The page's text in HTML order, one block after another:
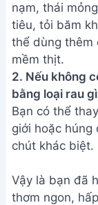
nạm, thái
tiêu, tỏi băm
thể dùng thêm
mềm thịt.
2. Nếu không
bằng loại rau
Bạn có thể
giới hoặc húng
chút khác biệt.
Vậy là bạn đã
thơm ngon,